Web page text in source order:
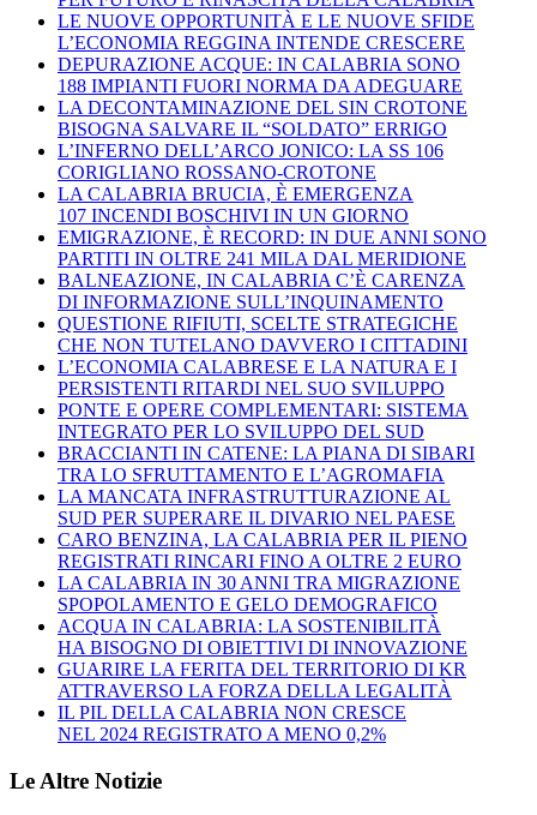
LE NUOVE OPPORTUNITÀ E LE NUOVE SFIDE
L’ECONOMIA REGGINA INTENDE CRESCERE
DEPURAZIONE ACQUE: IN CALABRIA SONO
188 IMPIANTI FUORI NORMA DA ADEGUARE
LA DECONTAMINAZIONE DEL SIN CROTONE
BISOGNA SALVARE IL “SOLDATO” ERRIGO
L’INFERNO DELL’ARCO JONICO: LA SS 106
CORIGLIANO ROSSANO-CROTONE
LA CALABRIA BRUCIA, È EMERGENZA
107 INCENDI BOSCHIVI IN UN GIORNO
EMIGRAZIONE, È RECORD: IN DUE ANNI SONO
PARTITI IN OLTRE 241 MILA DAL MERIDIONE
BALNEAZIONE, IN CALABRIA C’È CARENZA
DI INFORMAZIONE SULL’INQUINAMENTO
QUESTIONE RIFIUTI, SCELTE STRATEGICHE
CHE NON TUTELANO DAVVERO I CITTADINI
L’ECONOMIA CALABRESE E LA NATURA E I
PERSISTENTI RITARDI NEL SUO SVILUPPO
PONTE E OPERE COMPLEMENTARI: SISTEMA
INTEGRATO PER LO SVILUPPO DEL SUD
BRACCIANTI IN CATENE: LA PIANA DI SIBARI
TRA LO SFRUTTAMENTO E L’AGROMAFIA
LA MANCATA INFRASTRUTTURAZIONE AL
SUD PER SUPERARE IL DIVARIO NEL PAESE
CARO BENZINA, LA CALABRIA PER IL PIENO
REGISTRATI RINCARI FINO A OLTRE 2 EURO
LA CALABRIA IN 30 ANNI TRA MIGRAZIONE
SPOPOLAMENTO E GELO DEMOGRAFICO
ACQUA IN CALABRIA: LA SOSTENIBILITÀ
HA BISOGNO DI OBIETTIVI DI INNOVAZIONE
GUARIRE LA FERITA DEL TERRITORIO DI KR
ATTRAVERSO LA FORZA DELLA LEGALITÀ
IL PIL DELLA CALABRIA NON CRESCE
NEL 2024 REGISTRATO A MENO 0,2%
Le Altre Notizie